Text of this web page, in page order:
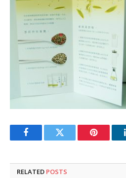
FacebookTwitter Pinterest
RELATED POSTS